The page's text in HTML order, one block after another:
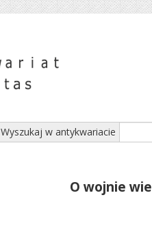
Wyszukaj w antykwariacie
O wojnie